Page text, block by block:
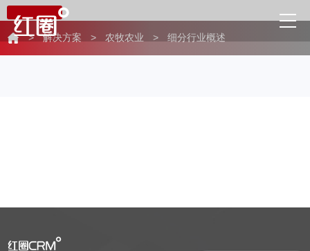
> 解决方案 > 农牧农业 > 细分行业概述